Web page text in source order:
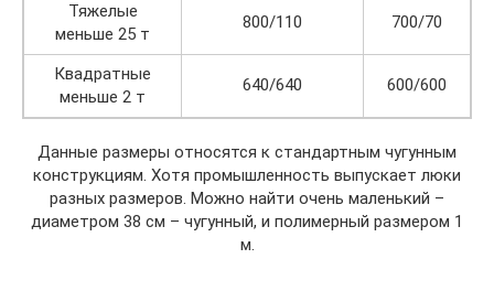
Тяжелые
меньше 25 т
800/110 700/70
Квадратные
меньше 2 т
640/640 600/600
Данные размеры относятся к стандартным чугунным
конструкциям. Хотя промышленность выпускает люки
разных размеров. Можно найти очень маленький –
диаметром 38 см – чугунный, и полимерный размером 1
м.